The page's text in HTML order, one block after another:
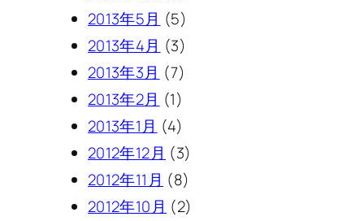
2013年5月 (5)
2013年4月 (3)
2013年3月 (7)
2013年2月 (1)
2013年1月 (4)
2012年12月 (3)
2012年11月 (8)
2012年10月 (2)